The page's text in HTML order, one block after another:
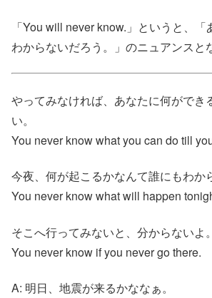
「You will never know.」というと、
わからないだろう。」のニュアンスと
やってみなければ、あなたに何ができ
い。
You never know what you can do till
今夜、何が起こるかなんて誰にもわか
You never know what will happen
そこへ行ってみないと、分からないよ。
You never know if you never go there.
A: 明日、地震が来るかななぁ。